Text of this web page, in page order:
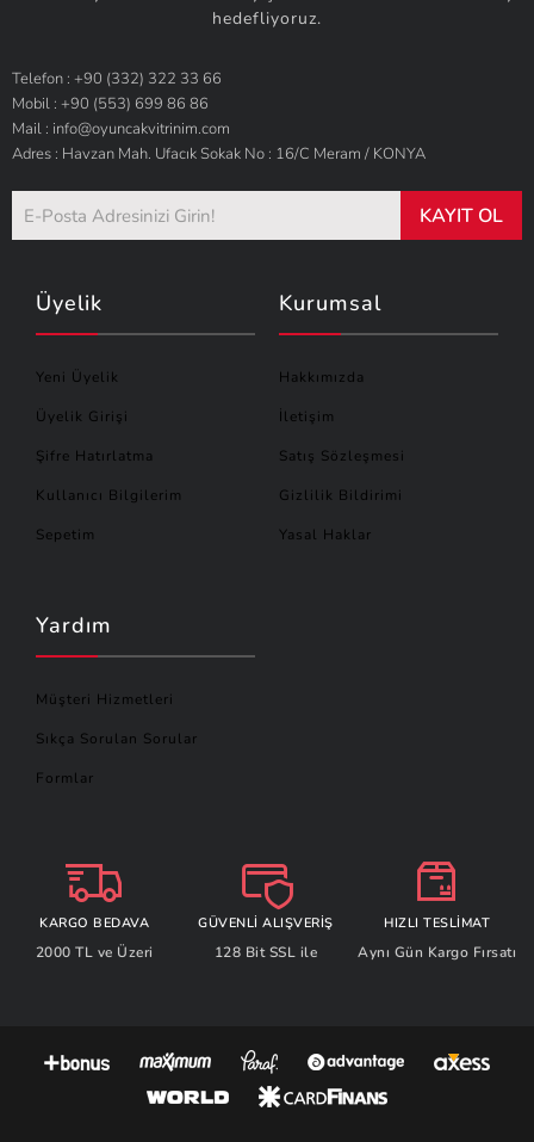
hedefliyoruz.
Telefon : +90 (332) 322 33 66
Mobil : +90 (553) 699 86 86
Mail : info@oyuncakvitrinim.com
Adres : Havzan Mah. Ufacık Sokak No : 16/C Meram / KONYA
KAYIT OL
Üyelik
Yeni Üyelik
Üyelik Girişi
Şifre Hatırlatma
Kullanıcı Bilgilerim
Sepetim
Kurumsal
Hakkımızda
İletişim
Satış Sözleşmesi
Gizlilik Bildirimi
Yasal Haklar
Yardım
Müşteri Hizmetleri
Sıkça Sorulan Sorular
Formlar
KARGO BEDAVA
2000 TL ve Üzeri
GÜVENLİ ALIŞVERİŞ
128 Bit SSL ile
HIZLI TESLİMAT
Aynı Gün Kargo Fırsatı